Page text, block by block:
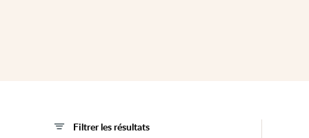
Filtrer les résultats